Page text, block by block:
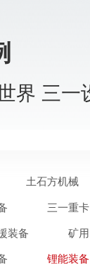
界 三一
土石方机械
三一重卡
装备 矿
锂能装备